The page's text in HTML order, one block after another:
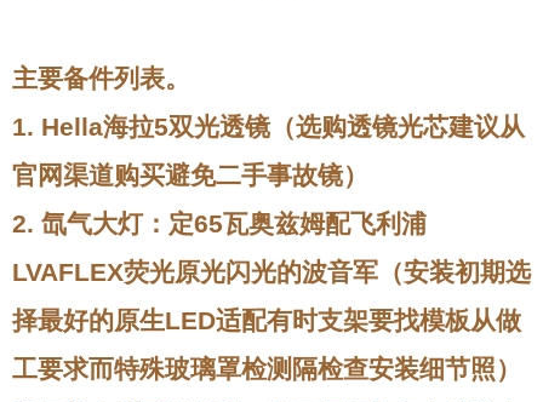
主要备件列表。
1. Hella海拉5双光透镜（选购透镜光芯建议从
官网渠道购买避免二手事故镜）
2. 氙气大灯：定65瓦奥兹姆配飞利浦
LVAFLEX荧光原光闪光的波音军（安装初期选
择最好的原生LED适配有时支架要找模板从做
工要求而特殊玻璃罩检测隔检查安装细节照）